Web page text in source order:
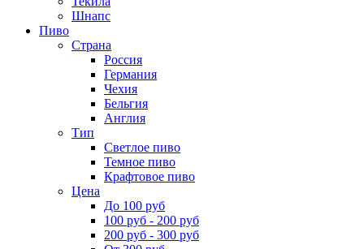
Шнапс
Пиво
Страна
Россия
Германия
Чехия
Бельгия
Англия
Тип
Светлое пиво
Темное пиво
Крафтовое пиво
Цена
До 100 руб
100 руб - 200 руб
200 руб - 300 руб